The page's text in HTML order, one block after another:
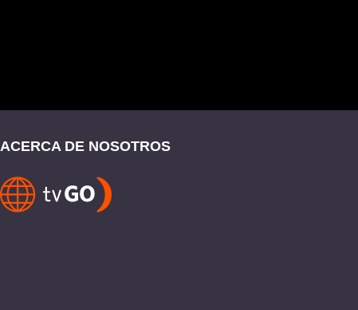
ACERCA DE NOSOTROS